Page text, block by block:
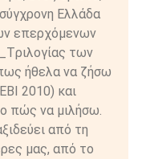
Eλλάδα
επερχόμενων
των
ήθελα να ζήσω
2010) και
πώς να μιλήσω.
από τη
μας, από το